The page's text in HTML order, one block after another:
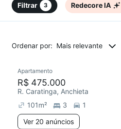
Filtrar 3 Redecore IA
Ordenar por: Mais relevante
Chegou há 4 dias
Apartamento
R$ 475.000
R. Caratinga, Anchieta
101m² 3
1
Ver 20 anúncios